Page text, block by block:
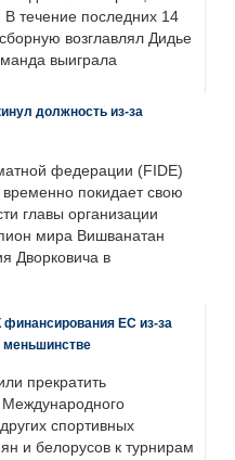
В течение последних 14
возглавлял Дидье
выиграла
должность из-за
федерации (FIDE)
покидает свою
главы организации
мира Вишванатан
Дворковича в
ЕС из-за
меньшинстве
прекратить
спортивных
и белорусов к турнирам